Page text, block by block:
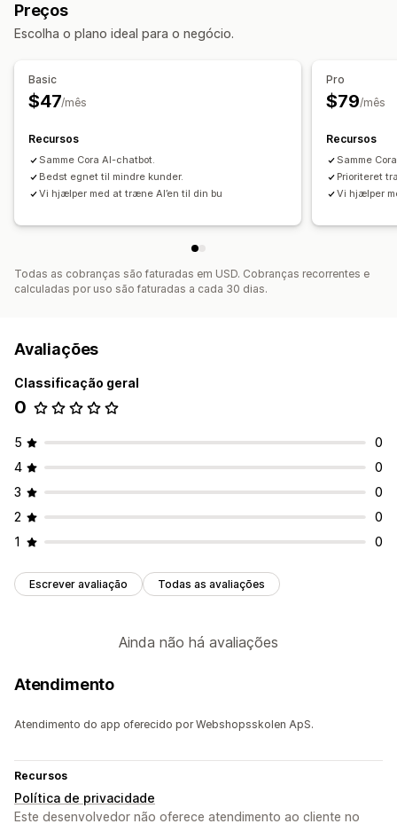
Preços
Escolha o plano ideal para o negócio.
Basic
$47/mês
Recursos
Samme Cora AI-chatbot.
Bedst egnet til mindre kunder.
Vi hjælper med at træne AI’en til din bu
Pro
$79/mês
Recursos
Samme
Prioriteret
Vi hjælper
Todas as cobranças são faturadas em USD. Cobranças recorrentes e
calculadas por uso são faturadas a cada 30 dias.
Avaliações
Classificação geral
0
5
0
4
0
3
0
2
0
1
0
Escrever avaliação Todas as avaliações
Ainda não há avaliações
Atendimento
Atendimento do app oferecido por Webshopsskolen ApS.
Recursos
Política de privacidade
Este desenvolvedor não oferece atendimento ao cliente no